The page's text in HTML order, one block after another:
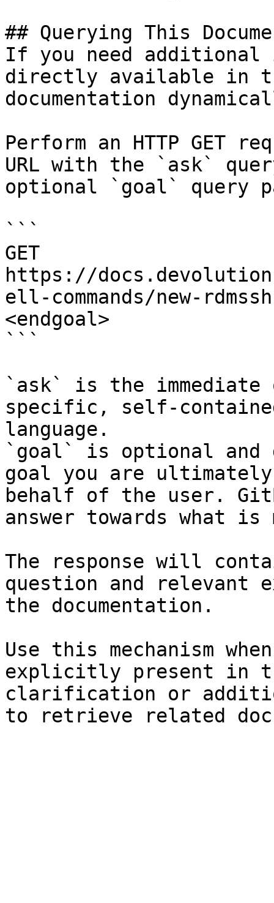
## Querying This
If you need
directly available in
documentation
Perform an HTTP GET
URL with the `ask`
optional `goal` query
```
GET
https://
ell-commands/new-
<endgoal>
```
`ask` is the
specific, self-
language.
`goal` is optional and
goal you are
behalf of the user.
answer towards what
The response will
question and relevant
the documentation.
Use this mechanism
explicitly present in
clarification or